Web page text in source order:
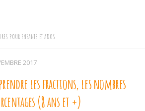
POUR ENFANTS ET ADOS
2017
les fractions, les nombres
(8 ans et +)